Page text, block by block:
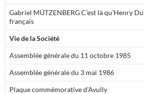
Gabriel MÜTZENBERG C’est là qu’Henry
français
Vie de la Société
Assemblée générale du 11 octobre 1985
Assemblée générale du 3 mai 1986
Plaque commémorative d’Avully